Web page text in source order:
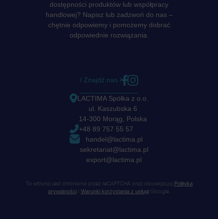
dostępności produktów lub współpracy
handlowej? Napisz lub zadzwoń do nas –
chętnie odpowiemy i pomożemy dobrać
odpowiednie rozwiązania.
/ Znajdź nas /
LACTIMA Spółka z o.o.
ul. Kaszubska 6
14-300 Morąg, Polska
+48 89 757 55 57
handel@lactima.pl
sekretariat@lactima.pl
export@lactima.pl
Ta witryna jest chroniona przez reCAPTCHA oraz obowiązują Polityka
prywatnościi Warunki korzystania z usługiGoogle.